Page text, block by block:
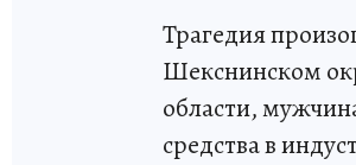
Трагедия
Шекснинском
области,
средства в